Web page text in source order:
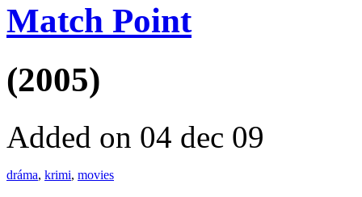
Match Point
(2005)
Added on 04 dec 09
dráma, krimi, movies